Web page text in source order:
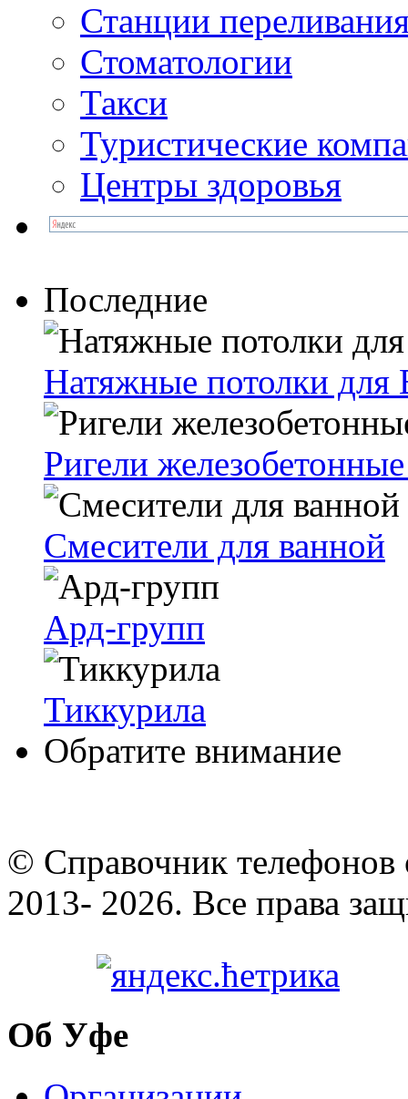
Станции
Стоматологии
Такси
Туристические
Центры здоровья
Последние
Натяжные потолки для
Ригели
Смесители для ванной
Ард-групп
Тиккурила
Обратите внимание
© Cправочник телефонов
2013- 2026. Все права
Об Уфе